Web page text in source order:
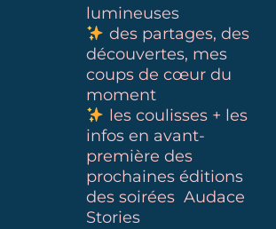
lumineuses
des partages, des
découvertes, mes
coups de cœur du
moment
les coulisses + les
infos en avant-
première des
prochaines éditions
des soirées Audace
Stories